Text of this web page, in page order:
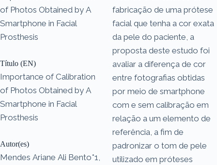
of Photos Obtained by A
Smartphone in Facial
Prosthesis
Título (EN)
Importance of Calibration
of Photos Obtained by A
Smartphone in Facial
Prosthesis
Autor(es)
Mendes Ariane Ali Bento*1,
fabricação de uma prótese
facial que tenha a cor exata
da pele do paciente, a
proposta deste estudo foi
avaliar a diferença de cor
entre fotografias obtidas
por meio de smartphone
com e sem calibração em
relação a um elemento de
referência, a fim de
padronizar o tom de pele
utilizado em próteses